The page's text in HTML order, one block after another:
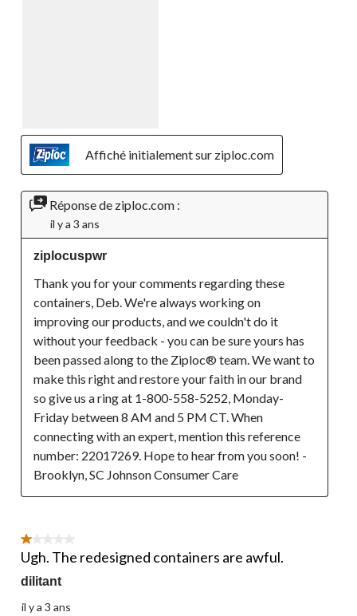
Affiché initialement sur ziploc.com
Réponse de ziploc.com :
il y a 3 ans
ziplocuspwr
Thank you for your comments regarding these
containers, Deb. We're always working on
improving our products, and we couldn't do it
without your feedback - you can be sure yours has
been passed along to the Ziploc® team. We want to
make this right and restore your faith in our brand
so give us a ring at 1-800-558-5252, Monday-
Friday between 8 AM and 5 PM CT. When
connecting with an expert, mention this reference
number: 22017269. Hope to hear from you soon! -
Brooklyn, SC Johnson Consumer Care
1 étoile(s) sur 5.
Ugh. The redesigned containers are awful.
dilitant
il y a 3 ans